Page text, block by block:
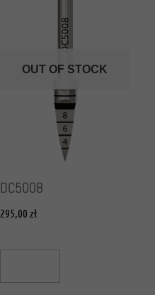
OUT OF STOCK
DC5008
295,00 zł